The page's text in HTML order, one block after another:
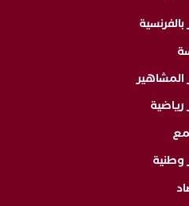
بالفرنسية
المشاهير
رياضية
وطنية